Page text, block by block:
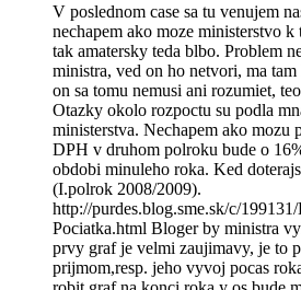
V poslednom case sa tu venujem
nechapem ako moze ministerstvo
tak amatersky teda blbo. Problem
ministra, ved on ho netvori, ma
on sa tomu nemusi ani rozumiet,
Otazky okolo rozpoctu su podla
ministerstva. Nechapem ako mozu
DPH v druhom polroku bude o
obdobi minuleho roka. Ked
(I.polrok 2008/2009).
http://purdes.blog.sme.sk/c/
Pociatka.html Bloger by ministra
prvy graf je velmi zaujimavy, je to
prijmom,resp. jeho vyvoj pocas